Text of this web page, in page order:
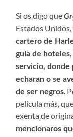
Si os digo que
Estados
cartero de
guía de
servicio, donde
echaran o se
de ser negros.
película más,
exenta de
mencionaros